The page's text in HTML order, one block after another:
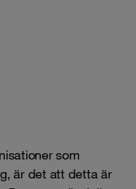
som
är det att detta är